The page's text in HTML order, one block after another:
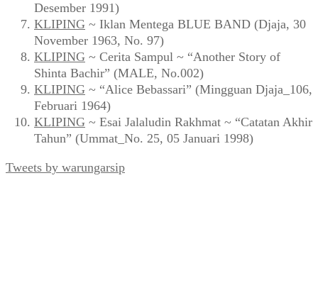
Desember 1991)
KLIPING ~ Iklan Mentega BLUE BAND (Djaja, 30
November 1963, No. 97)
KLIPING ~ Cerita Sampul ~ “Another Story of
Shinta Bachir” (MALE, No.002)
KLIPING ~ “Alice Bebassari” (Mingguan Djaja_106,
Februari 1964)
KLIPING ~ Esai Jalaludin Rakhmat ~ “Catatan Akhir
Tahun” (Ummat_No. 25, 05 Januari 1998)
Tweets by warungarsip